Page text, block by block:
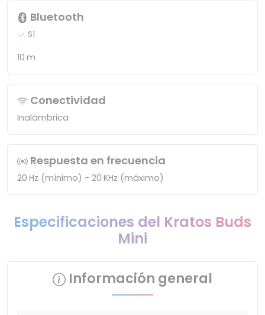
Bluetooth
Sí
10 m
Conectividad
Inalámbrica
Respuesta en frecuencia
20 Hz (mínimo) - 20 KHz (máximo)
Especificaciones del Kratos Buds
Mini
Información general